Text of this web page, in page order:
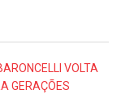
VOLTA
GERAÇÕES